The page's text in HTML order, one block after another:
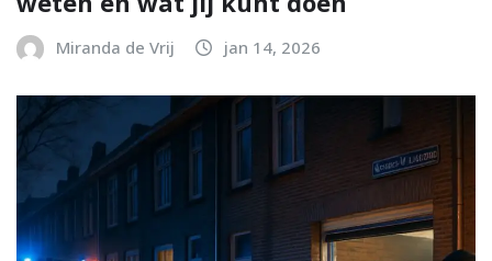
Miranda de Vrij jan 14, 2026